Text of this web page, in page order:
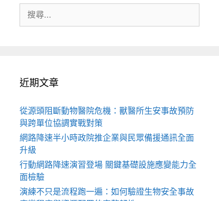
尋:
近期文章
從源頭阻斷動物醫院危機：獸醫所生安事故預防
與跨單位協調實戰對策
網路降速半小時政院推企業與民眾備援通訊全面
升級
行動網路降速演習登場 關鍵基礎設施應變能力全
面檢驗
演練不只是流程跑一遍：如何驗證生物安全事故